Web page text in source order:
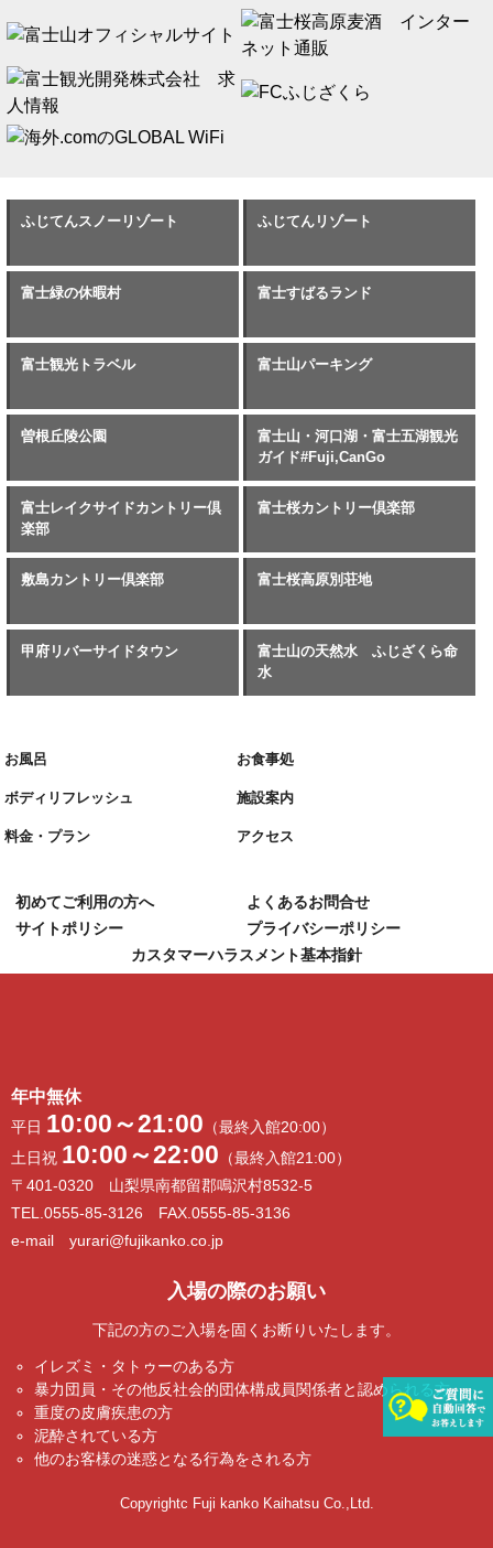
ふじてんスノーリゾート ふじてんリゾート
富士緑の休暇村 富士すばるランド
富士観光トラベル 富士山パーキング
曽根丘陵公園
富士山・河口湖・富士五湖観光
ガイド#Fuji,CanGo
富士レイクサイドカントリー倶
楽部
富士桜カントリー倶楽部
敷島カントリー倶楽部 富士桜高原別荘地
甲府リバーサイドタウン
富士山の天然水 ふじざくら命
水
お風呂 お食事処
ボディリフレッシュ 施設案内
料金・プラン アクセス
初めてご利用の方へ
よくあるお問合せ
サイトポリシー
プライバシーポリシー
カスタマーハラスメント基本指針
年中無休
平日 10:00～21:00 （最終入館20:00）
土日祝 10:00～22:00 （最終入館21:00）
〒401-0320 山梨県南都留郡鳴沢村8532-5
TEL.0555-85-3126 FAX.0555-85-3136
e-mail yurari@fujikanko.co.jp
入場の際のお願い
下記の方のご入場を固くお断りいたします。
イレズミ・タトゥーのある方
暴力団員・その他反社会的団体構成員関係者と認められる方
重度の皮膚疾患の方
泥酔されている方
他のお客様の迷惑となる行為をされる方
Copyrightc Fuji kanko Kaihatsu Co.,Ltd.